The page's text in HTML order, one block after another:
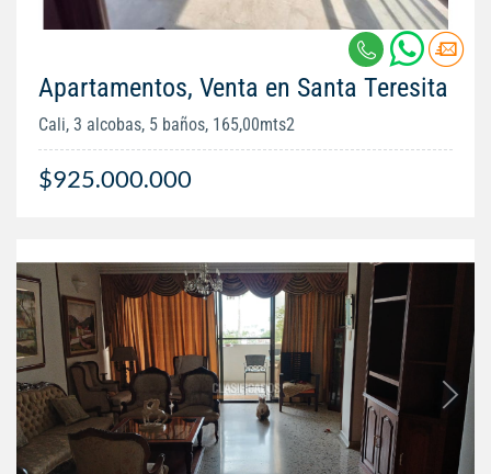
Apartamentos, Venta en Santa Teresita
Cali, 3 alcobas, 5 baños, 165,00mts2
$925.000.000